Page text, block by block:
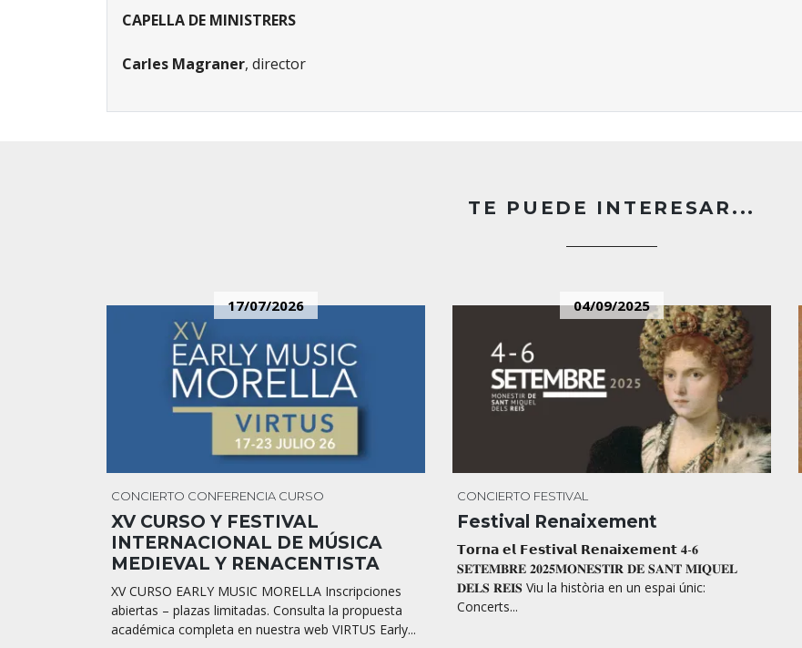
CAPELLA DE MINISTRERS
Carles Magraner, director
TE PUEDE INTERESAR...
17/07/2026
CONCIERTO CONFERENCIA CURSO
XV CURSO Y FESTIVAL
INTERNACIONAL DE MÚSICA
MEDIEVAL Y RENACENTISTA
XV CURSO EARLY MUSIC MORELLA Inscripciones
abiertas – plazas limitadas. Consulta la propuesta
académica completa en nuestra web VIRTUS Early...
04/09/2025
CONCIERTO FESTIVAL
Festival Renaixement
𝗧𝗼𝗿𝗻𝗮 𝗲𝗹 𝗙𝗲𝘀𝘁𝗶𝘃𝗮𝗹 𝗥𝗲𝗻𝗮𝗶𝘅𝗲𝗺𝗲𝗻𝘁 𝟒-𝟔
𝐒𝐄𝐓𝐄𝐌𝐁𝐑𝐄 𝟐𝟎𝟐𝟓𝐌𝐎𝐍𝐄𝐒𝐓𝐈𝐑 𝐃𝐄 𝐒𝐀𝐍𝐓 𝐌𝐈𝐐𝐔𝐄𝐋
𝐃𝐄𝐋𝐒 𝐑𝐄𝐈𝐒 Viu la història en un espai únic:
Concerts...